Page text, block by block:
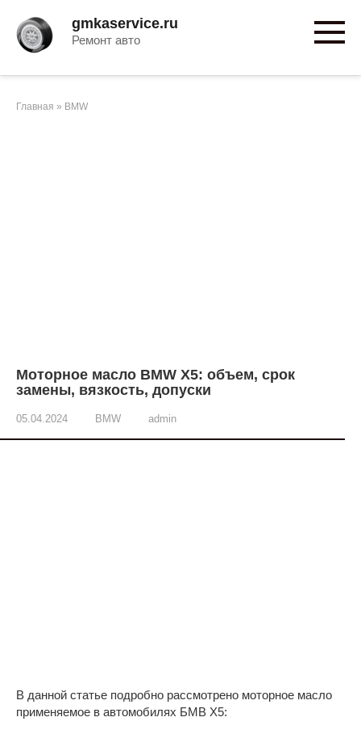
контенту
gmkaservice.ru
Ремонт авто
Главная » BMW
Моторное масло BMW X5: объем, срок
замены, вязкость, допуски
05.04.2024 BMW admin
В данной статье подробно рассмотрено моторное масло
применяемое в автомобилях БМВ X5: